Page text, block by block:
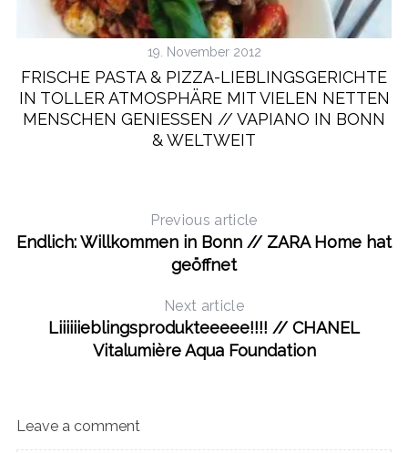
19. November 2012
FRISCHE PASTA & PIZZA-LIEBLINGSGERICHTE
IN TOLLER ATMOSPHÄRE MIT VIELEN NETTEN
MENSCHEN GENIESSEN // VAPIANO IN BONN &
WELTWEIT
Previous article
Endlich: Willkommen in Bonn // ZARA Home hat
geöffnet
Next article
Liiiiiieblingsprodukteeeee!!!! // CHANEL
Vitalumière Aqua Foundation
Leave a comment